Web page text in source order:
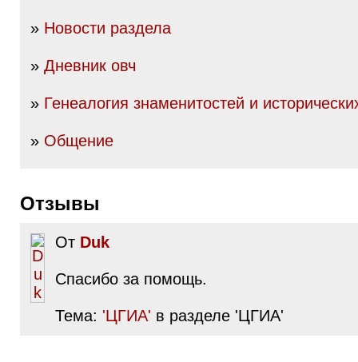
» Новости раздела
» Дневник овч
» Генеалогия знаменитостей и
» Общение
Отзывы
От Duk
Спасибо за помощь.
Тема: 'ЦГИА' в разделе 'ЦГИА'